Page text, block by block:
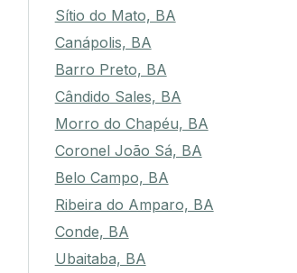
Sítio do Mato, BA
Canápolis, BA
Barro Preto, BA
Cândido Sales, BA
Morro do Chapéu, BA
Coronel João Sá, BA
Belo Campo, BA
Ribeira do Amparo, BA
Conde, BA
Ubaitaba, BA